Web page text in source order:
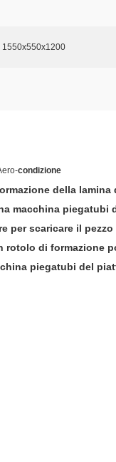
1550x550x1200
condizione
della lamina
macchina piegatubi
per scaricare il pezzo
di formazione
piegatubi del